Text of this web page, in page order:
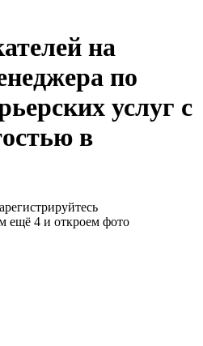
на
по
услуг с
в
ещё 4 и откроем фото